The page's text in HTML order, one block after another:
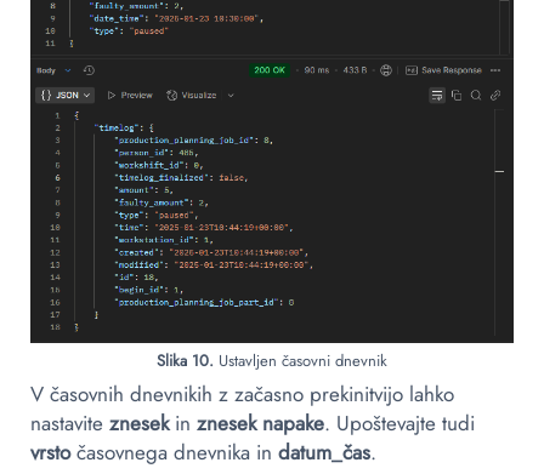
Slika 10. Ustavljen časovni dnevnik
V časovnih dnevnikih z začasno prekinitvijo lahko
nastavite znesekin znesek napake. Upoštevajte tudi
vrstočasovnega dnevnika in datum_čas.